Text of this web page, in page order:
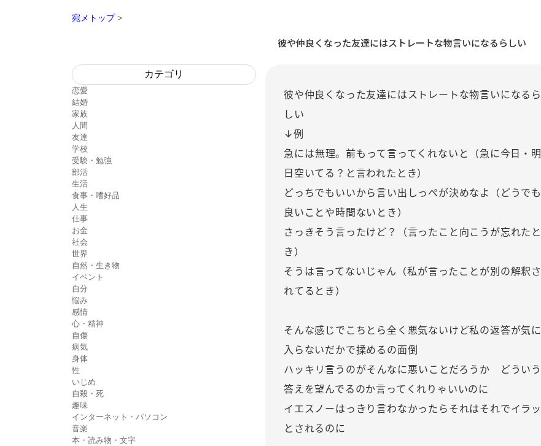
宛メトップ >
彼や仲良くなった友達にはストレートな物言いになるらしい
カテゴリ
恋愛
結婚
家族
人間
友達
学校
受験・勉強
部活
生活
食事・嗜好品
人生
仕事
お金
社会
世界
自然・生き物
イベント
自分
悩み
感情
心・精神
自傷
病気
身体
性
いじめ
自殺・死
趣味
インターネット・パソコン
音楽
本・読み物・文字
彼や仲良くなった友達にはストレートな物言いになるら
しい
↓例
急には無理。前もって言ってくれないと（急に今日・明
日空いてる？と言われたとき）
どっちでもいいから言い出しっぺが決めなよ（どうでも
良いことや時間ないとき）
さっきそう言ったけど？（言ったこと向こうが忘れたと
き）
そうは言ってないじゃん（私が言ったことが別の解釈さ
れてるとき）
そんな感じでこちとら全く悪気ないけど私の返答が気に
入らないだかで揉めるの面倒
ハッキリ言うのがそんなに悪いことだろうか どういう
答えを望んでるのか言ってくれりゃいいのに
イエスノーはっきり言わなかったらそれはそれでイラッ
とされるのに